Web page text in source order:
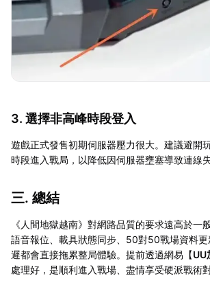
3. 選擇非高峰時段登入
遊戲正式發售初期伺服器壓力很大。建議避開
時段進入戰局，以降低因伺服器壅塞導致連線
三. 總結
《人間地獄越南》對網路品質的要求遠高於
語音報位、載具狀態同步、50對50戰場資料
遲都會直接拖累整局體驗。提前透過網易【UU
處理好，是順利進入戰場、盡情享受硬派戰術